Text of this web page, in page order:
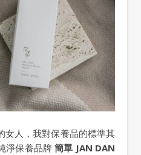
淨保養品牌簡單 JAN DAN